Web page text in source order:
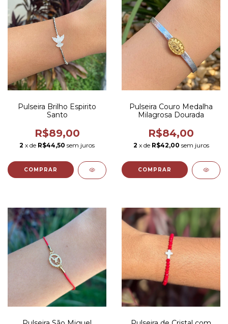
Pulseira Brilho Espirito
Santo
R$89,00
2 x de R$44,50 sem juros
COMPRAR
Pulseira Couro Medalha
Milagrosa Dourada
R$84,00
2 x de R$42,00 sem juros
COMPRAR